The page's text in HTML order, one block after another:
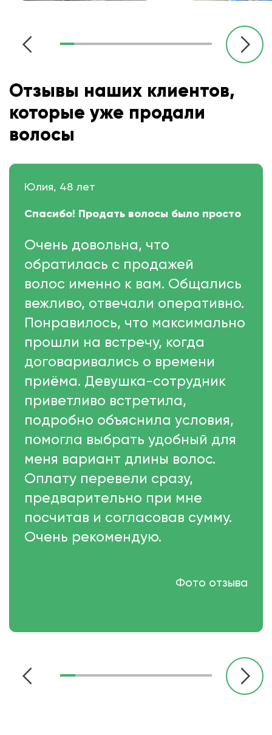
Отзывы наших клиентов,
которые уже продали
волосы
Юлия, 48 лет
Спасибо! Продать волосы было просто
Очень довольна, что
обратилась с продажей
волос именно к вам. Общались
вежливо, отвечали оперативно.
Понравилось, что максимально
прошли на встречу, когда
договаривались о времени
приёма. Девушка-сотрудник
приветливо встретила,
подробно объяснила условия,
помогла выбрать удобный для
меня вариант длины волос.
Оплату перевели сразу,
предварительно при мне
посчитав и согласовав сумму.
Очень рекомендую.
Фото отзыва